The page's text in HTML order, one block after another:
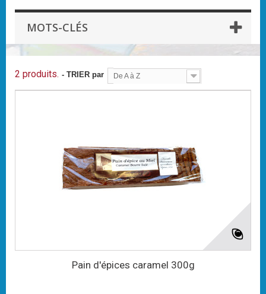
MOTS-CLÉS
2 produits. - TRIER par De A à Z
Pain d'épices caramel 300g